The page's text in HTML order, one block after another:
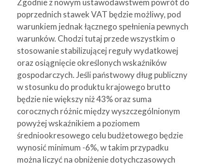
Zgodnie z nowym ustawodawstwem powrót do
poprzednich stawek VAT będzie możliwy, pod
warunkiem jednak łącznego spełnienia pewnych
warunków. Chodzi tutaj przede wszystkim o
stosowanie stabilizującej reguły wydatkowej
oraz osiągnięcie określonych wskaźników
gospodarczych. Jeśli państwowy dług publiczny
w stosunku do produktu krajowego brutto
będzie nie większy niż 43% oraz suma
corocznych różnic między wyszczególnionym
powyżej wskaźnikiem a poziomem
średniookresowego celu budżetowego będzie
wynosić minimum -6%, w takim przypadku
można liczyć na obniżenie dotychczasowych